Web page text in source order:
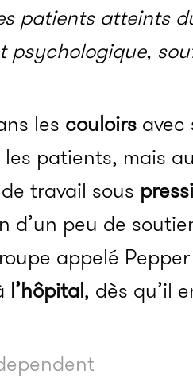
patients atteints
psychologique,
les couloirs avec
patients, mais
travail sous
d’un peu de
appelé
l’hôpital, dès qu’il